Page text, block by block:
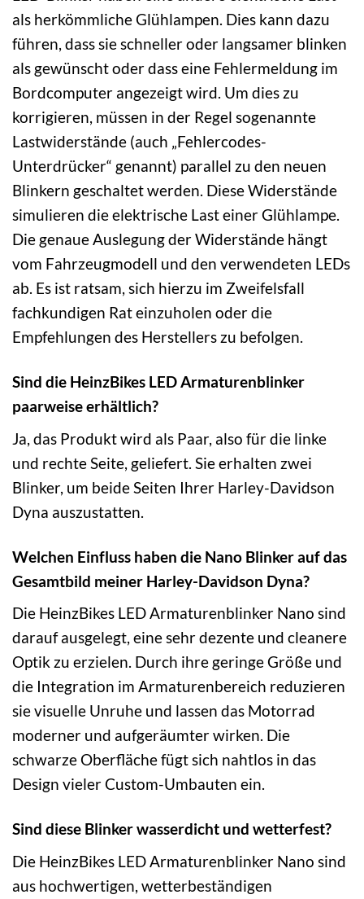
als herkömmliche Glühlampen. Dies kann dazu
führen, dass sie schneller oder langsamer blinken
als gewünscht oder dass eine Fehlermeldung im
Bordcomputer angezeigt wird. Um dies zu
korrigieren, müssen in der Regel sogenannte
Lastwiderstände (auch „Fehlercodes-
Unterdrücker“ genannt) parallel zu den neuen
Blinkern geschaltet werden. Diese Widerstände
simulieren die elektrische Last einer Glühlampe.
Die genaue Auslegung der Widerstände hängt
vom Fahrzeugmodell und den verwendeten LEDs
ab. Es ist ratsam, sich hierzu im Zweifelsfall
fachkundigen Rat einzuholen oder die
Empfehlungen des Herstellers zu befolgen.
Sind die HeinzBikes LED Armaturenblinker
paarweise erhältlich?
Ja, das Produkt wird als Paar, also für die linke
und rechte Seite, geliefert. Sie erhalten zwei
Blinker, um beide Seiten Ihrer Harley-Davidson
Dyna auszustatten.
Welchen Einfluss haben die Nano Blinker auf das
Gesamtbild meiner Harley-Davidson Dyna?
Die HeinzBikes LED Armaturenblinker Nano sind
darauf ausgelegt, eine sehr dezente und cleanere
Optik zu erzielen. Durch ihre geringe Größe und
die Integration im Armaturenbereich reduzieren
sie visuelle Unruhe und lassen das Motorrad
moderner und aufgeräumter wirken. Die
schwarze Oberfläche fügt sich nahtlos in das
Design vieler Custom-Umbauten ein.
Sind diese Blinker wasserdicht und wetterfest?
Die HeinzBikes LED Armaturenblinker Nano sind
aus hochwertigen, wetterbeständigen